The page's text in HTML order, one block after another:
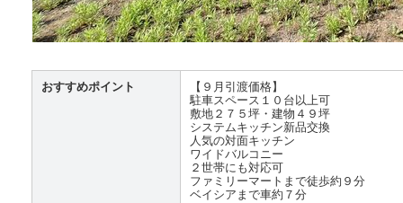
おすすめポイント
【９月引渡価格】
駐車スペース１０台以上可
敷地２７５坪・建物４９坪
システムキッチン新品交換
人気の対面キッチン
ワイドバルコニー
２世帯にも対応可
ファミリーマートまで徒歩約９分
ベイシアまで車約７分